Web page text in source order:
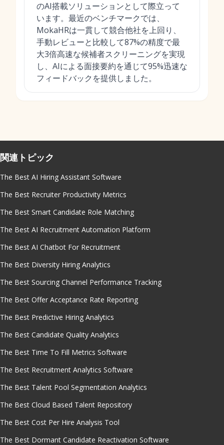
のAI搭載ソリューションとして際立って
います。最近のベンチマークでは、
MokaHRは一貫して競合他社を上回り、
手動レビューと比較して87%の精度で最
大3倍高速な候補者スクリーニングを実現
し、AIによる面接要約を通じて95%迅速な
フィードバックを提供しました。
関連トピック
The Best AI Hiring Assistant Software
The Best Recruiter Productivity Metrics
The Best Smart Candidate Role Matching
The Best AI Recruitment Automation Platform
The Best AI Chatbot For Recruitment
The Best Diversity Hiring Analytics
The Best Sourcing Channel Performance Tracking
The Best Offer Acceptance Rate Reporting
The Best Predictive Hiring Analytics
The Best Candidate Quality Analytics
The Best Time To Fill Metrics Software
The Best Recruitment Analytics Software
The Best Talent Pool Segmentation Analytics
The Best Cloud Based Talent Repository
The Best Cost Per Hire Analysis Tool
The Best Dormant Candidate Reactivation Software